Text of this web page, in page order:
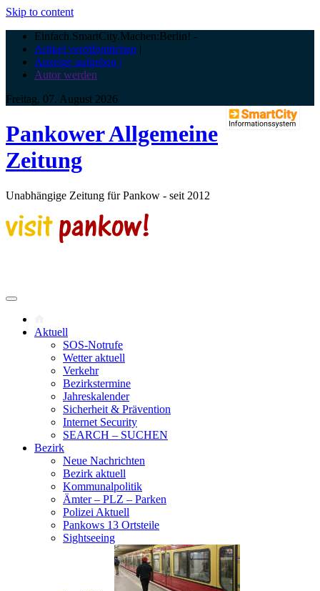
Skip to content
Einfach.SmartCity.Machen:Berlin! -
Artikel veröffentlichen |
Anzeige aufgeben |
Autor werden
Freitag, 07. August 2026
Pankower Allgemeine
Zeitung
Unabhängige Zeitung für Pankow - seit 2012
Aktuell
SOS-Notrufe
Wetter aktuell
Verkehr
Bezirkstermine
Jahreskalender
Sicherheit & Prävention
Internet Security
SEARCH – SUCHEN
Bezirk
Neue Nachrichten
Bezirk aktuell
Kommunalpolitik
Ämter – PLZ – Parken
Polizei Aktuell
Pankows 13 Ortsteile
Sightseeing